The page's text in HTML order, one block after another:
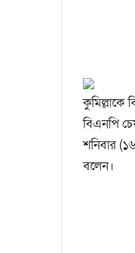
কুমিল্লাকে
বিএনপি
শনিবার
বলেন।